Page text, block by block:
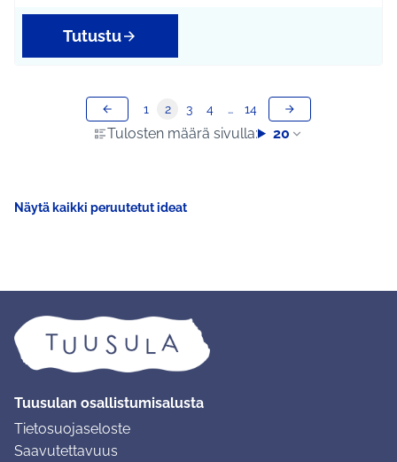
Tutustu
Tulosten määrä sivulla: 20
1 2 3 4 … 14
Näytä kaikki peruutetut ideat
Tuusulan osallistumisalusta
Tietosuojaseloste
Saavutettavuus